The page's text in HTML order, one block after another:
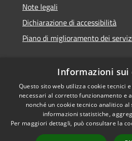
Note legali
Dichiarazione di accessibilità
Piano di miglioramento dei
RSS
Accessibilità
Privacy
Cookie
Mappa del sito
Informazioni sui
Questo sito web utilizza cookie tecnici
necessari al corretto funzionamento e
nonché un cookie tecnico analitico
informazioni statistiche,
Per maggiori dettagli, può consultare la